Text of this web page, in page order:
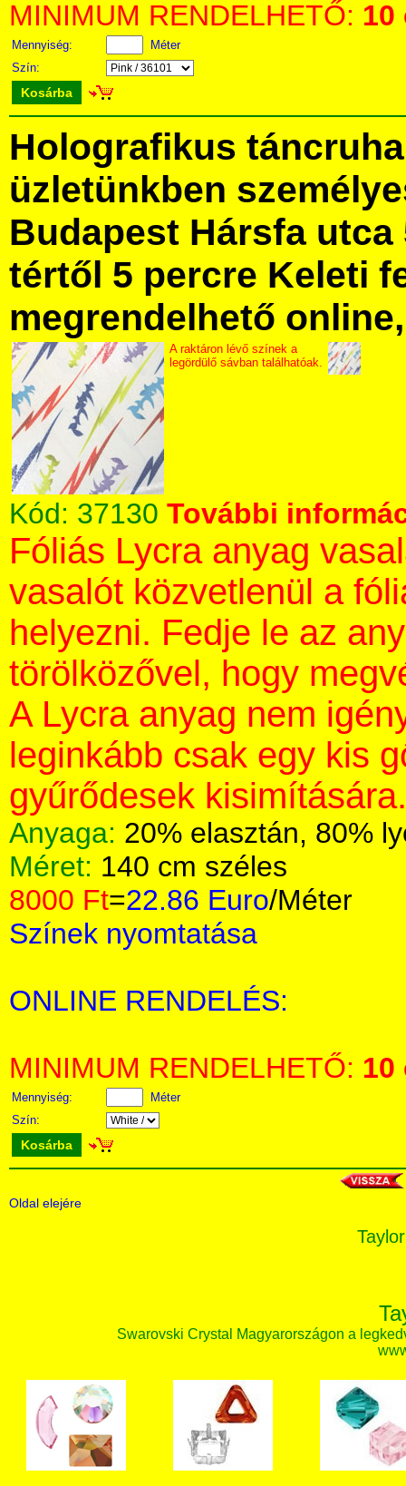
MINIMUM RENDELHETŐ: 10
Mennyiség:
Méter
Szín:
Kosárba
Holografikus
üzletünkben
Budapest Hársfa utca
tértől 5 percre Keleti
megrendelhető
A raktáron lévő színek a
legördülő sávban találhatóak.
Kód: 37130 További
Fóliás Lycra anyag
vasalót közvetlenül a
helyezni. Fedje le az
törölközővel, hogy
A Lycra anyag nem
leginkább csak egy kis
gyűrődesek kisimítására.
Anyaga: 20% elasztán, 80%
Méret: 140 cm széles
8000 Ft=22.86 Euro/Méter
Színek nyomtatása
ONLINE RENDELÉS:
MINIMUM RENDELHETŐ: 10
Mennyiség:
Méter
Szín:
Kosárba
Oldal elejére
Swarovski Crystal Magyarországon a